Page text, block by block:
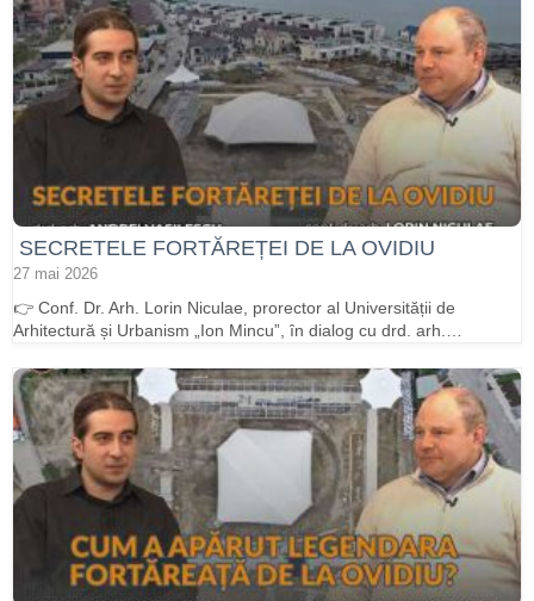
SECRETELE FORTĂREȚEI DE LA OVIDIU
27 mai 2026
👉 Conf. Dr. Arh. Lorin Niculae, prorector al Universității de
Arhitectură și Urbanism „Ion Mincu”, în dialog cu drd. arh.…